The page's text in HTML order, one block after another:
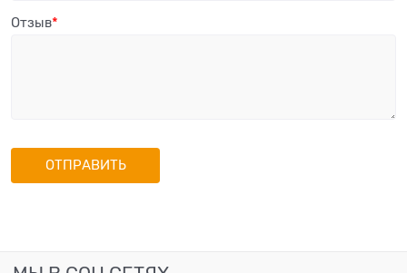
Отзыв